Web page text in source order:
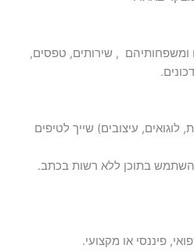
ומשפחותיהם , שירותים, טפסים,
עיצובים) שייך לטיפים
בתוכן ללא רשות בכתב.
פיננסי או מקצועי.